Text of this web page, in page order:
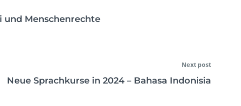
und Menschenrechte
Next post
Neue Sprachkurse in 2024 – Bahasa Indonisia